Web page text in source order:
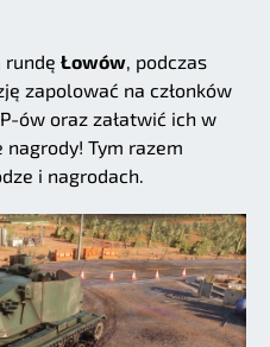
rundę Łowów, podczas
zapolować na członków
ów oraz załatwić ich w
Tym razem
i nagrodach.